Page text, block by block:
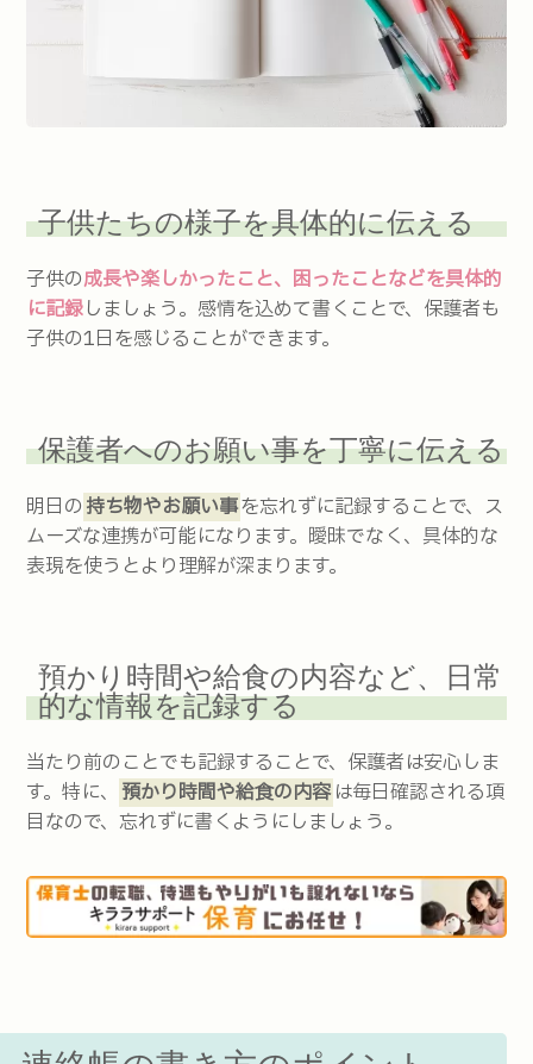
子供たちの様子を具体的に伝える
子供の成長や楽しかったこと、困ったことなどを具体的
に記録しましょう。感情を込めて書くことで、保護者も
子供の1日を感じることができます。
保護者へのお願い事を丁寧に伝える
明日の 持ち物やお願い事を忘れずに記録することで、ス
ムーズな連携が可能になります。曖昧でなく、具体的な
表現を使うとより理解が深まります。
預かり時間や給食の内容など、日常
的な情報を記録する
当たり前のことでも記録することで、保護者は安心しま
す。特に、 預かり時間や給食の内容 は毎日確認される項
目なので、忘れずに書くようにしましょう。